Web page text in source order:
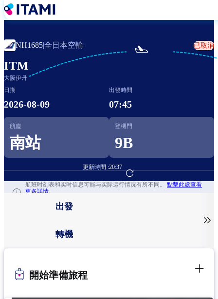
移
至
內
容
NH1685|全日本空輸 已取消
ITM
大阪伊丹

日期
2026-08-09
出發時間
07:45
航廈
南站
登機門
9B
更新時間 :20:37
前往航班預訂
航班时刻表和实时信息可能与实际运行情况有所不同。 點擊此處查看
更多詳情。
出發
轉機

開始準備旅程